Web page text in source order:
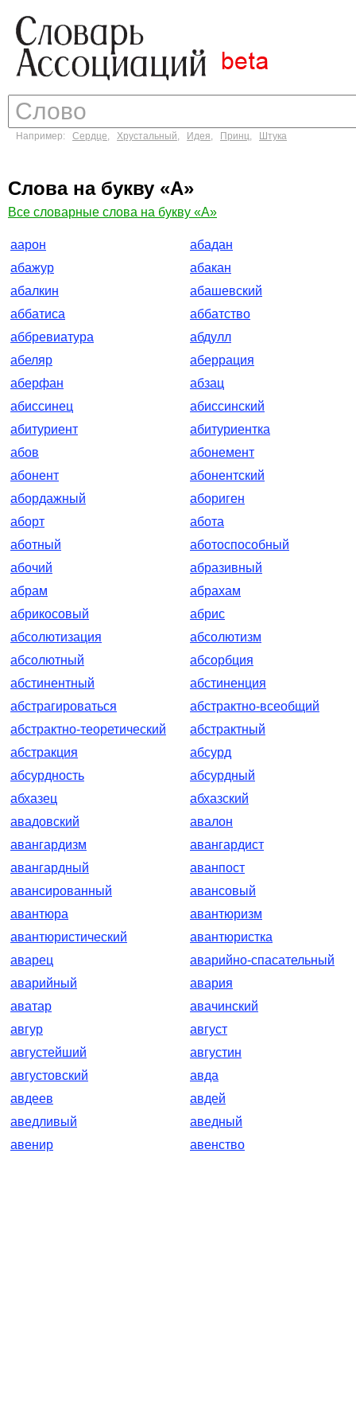
Например: Сердце, Хрустальный, Идея, Принц, Штука
Слова на букву «А»
Все словарные слова на букву «А»
аарон
абадан
абажур
абакан
абалкин
абашевский
аббатиса
аббатство
аббревиатура
абдулл
абеляр
аберрация
аберфан
абзац
абиссинец
абиссинский
абитуриент
абитуриентка
абов
абонемент
абонент
абонентский
абордажный
абориген
аборт
абота
аботный
аботоспособный
абочий
абразивный
абрам
абрахам
абрикосовый
абрис
абсолютизация
абсолютизм
абсолютный
абсорбция
абстинентный
абстиненция
абстрагироваться
абстрактно-всеобщий
абстрактно-теоретический
абстрактный
абстракция
абсурд
абсурдность
абсурдный
абхазец
абхазский
авадовский
авалон
авангардизм
авангардист
авангардный
аванпост
авансированный
авансовый
авантюра
авантюризм
авантюристический
авантюристка
аварец
аварийно-спасательный
аварийный
авария
аватар
авачинский
авгур
август
августейший
августин
августовский
авда
авдеев
авдей
аведливый
аведный
авенир
авенство